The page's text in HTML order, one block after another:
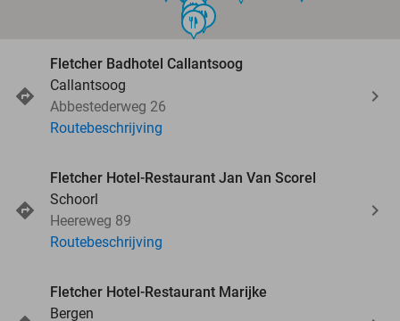
food
food
foodfood
food
Fletcher Badhotel Callantsoog
Callantsoog
Abbestederweg 26
Routebeschrijving
Fletcher Hotel-Restaurant Jan Van Scorel
Schoorl
Heereweg 89
Routebeschrijving
Fletcher Hotel-Restaurant Marijke
Bergen